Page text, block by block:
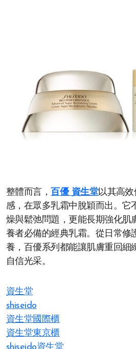
整體而言， 百優 資生堂以其高效
感，在眾多乳霜中脫穎而出。它
燥與鬆弛問題，更能長期強化肌
養者必備的經典乳霜。從日常修
養，百優系列都能讓肌膚重回細
自信光采。
資生堂
shiseido
資生堂國際櫃
資生堂東京櫃